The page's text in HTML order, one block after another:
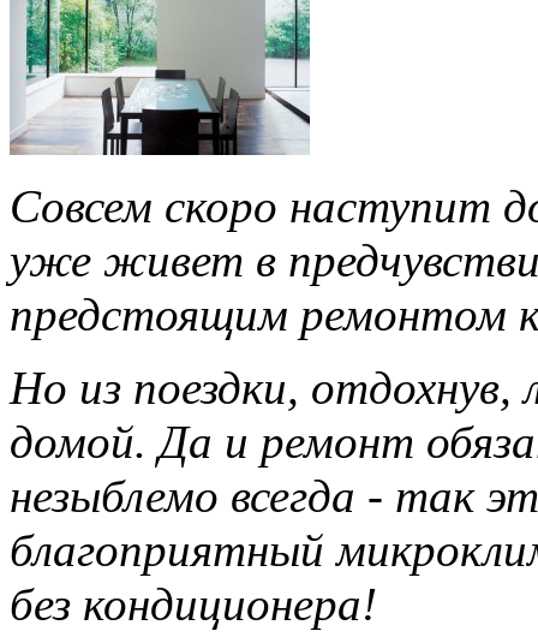
Совсем скоро наступит
уже живет в
предстоящим ремонтом
Но из поездки, отдохнув,
домой. Да и ремонт
незыблемо всегда - так
благоприятный
без кондиционера!